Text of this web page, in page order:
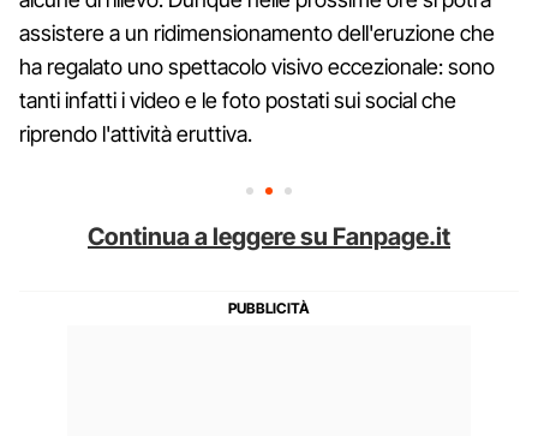
assistere a un ridimensionamento dell'eruzione che
ha regalato uno spettacolo visivo eccezionale: sono
tanti infatti i video e le foto postati sui social che
riprendo l'attività eruttiva.
Continua a leggere su Fanpage.it